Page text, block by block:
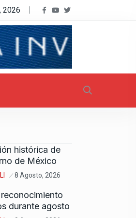
2026
histórica de
de México
8 Agosto, 2026
durante agosto